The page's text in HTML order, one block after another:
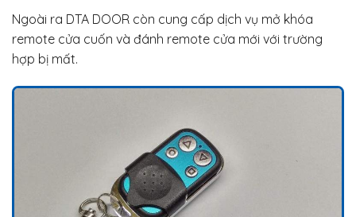
Ngoài ra DTA DOOR còn cung cấp dịch vụ mở khóa
remote cửa cuốn và đánh remote cửa mới với trường
hợp bị mất.